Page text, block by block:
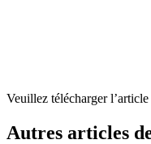
Veuillez télécharger
Autres articles